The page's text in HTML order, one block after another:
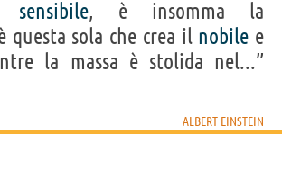
sensibile, è insomma la
questa sola che crea il nobile e
la massa è stolida nel...”
ALBERT EINSTEIN